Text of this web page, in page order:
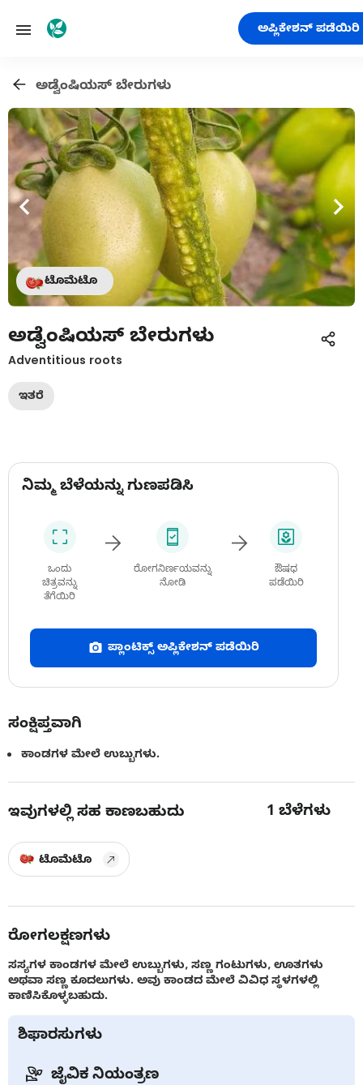
ಅಪ್ಲಿಕೇಶನ್ ಪಡೆಯಿರಿ
ಅಡ್ವೆಂಷಿಯಸ್ ಬೇರುಗಳು
ಟೊಮೆಟೊ
ಅಡ್ವೆಂಷಿಯಸ್ ಬೇರುಗಳು
Adventitious roots
ಇತರೆ
ನಿಮ್ಮ ಬೆಳೆಯನ್ನು ಗುಣಪಡಿಸಿ
ಒಂದು
ಚಿತ್ರವನ್ನು
ತೆಗೆಯಿರಿ
ರೋಗನಿರ್ಣಯವನ್ನು
ನೋಡಿ
ಔಷಧ
ಪಡೆಯಿರಿ
ಪ್ಲಾಂಟಿಕ್ಸ್ ಅಪ್ಲಿಕೇಶನ್ ಪಡೆಯಿರಿ
ಸಂಕ್ಷಿಪ್ತವಾಗಿ
ಕಾಂಡಗಳ ಮೇಲೆ ಉಬ್ಬುಗಳು.
ಇವುಗಳಲ್ಲಿ ಸಹ ಕಾಣಬಹುದು 1 ಬೆಳೆಗಳು
ಟೊಮೆಟೊ
ರೋಗಲಕ್ಷಣಗಳು
ಸಸ್ಯಗಳ ಕಾಂಡಗಳ ಮೇಲೆ ಉಬ್ಬುಗಳು, ಸಣ್ಣ ಗಂಟುಗಳು, ಊತಗಳು
ಅಥವಾ ಸಣ್ಣ ಕೂದಲುಗಳು. ಅವು ಕಾಂಡದ ಮೇಲೆ ವಿವಿಧ ಸ್ಥಳಗಳಲ್ಲಿ
ಕಾಣಿಸಿಕೊಳ್ಳಬಹುದು.
ಶಿಫಾರಸುಗಳು
ಜೈವಿಕ ನಿಯಂತ್ರಣ